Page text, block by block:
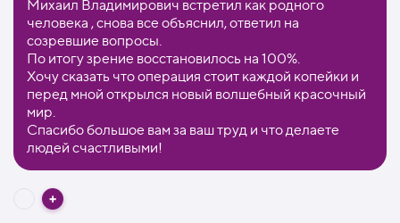
Михаил Владимирович встретил как родного
человека , снова все объяснил, ответил на
созревшие вопросы.
По итогу зрение восстановилось на 100%.
Хочу сказать что операция стоит каждой копейки и
перед мной открылся новый волшебный красочный
мир.
Спасибо большое вам за ваш труд и что делаете
людей счастливыми!